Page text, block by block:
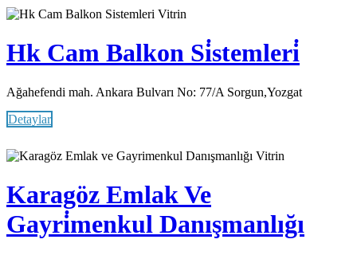
Vitrin
Hk Cam Balkon Si̇stemleri̇
Ağahefendi mah. Ankara Bulvarı No: 77/A Sorgun,Yozgat
Detaylar
Vitrin
Karagöz Emlak Ve
Gayri̇menkul Danışmanlığı